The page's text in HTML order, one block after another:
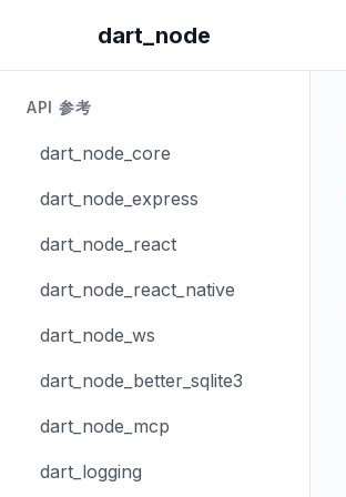
dart_node
API 参考
dart_node_core
dart_node_express
dart_node_react
dart_node_react_native
dart_node_ws
dart_node_better_sqlite3
dart_node_mcp
dart_logging